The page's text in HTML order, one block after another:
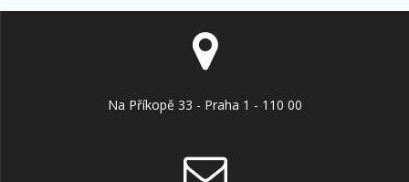
Na Příkopě 33 - Praha 1 - 110 00